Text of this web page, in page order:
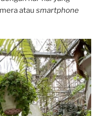
atau smartphone